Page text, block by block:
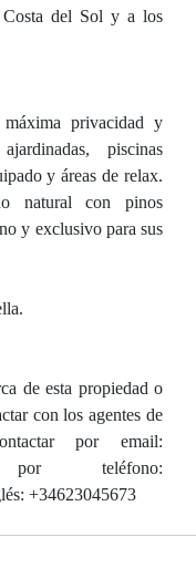
Costa del Sol y a los
privacidad y
piscinas
y áreas de relax.
natural con pinos
y exclusivo para sus
de esta propiedad o
con los agentes de
por email:
por teléfono:
+34623045673